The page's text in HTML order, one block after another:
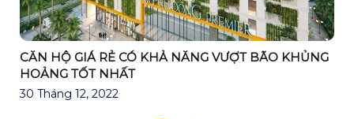
CĂN HỘ GIÁ RẺ CÓ KHẢ NĂNG VƯỢT BÃO KHỦNG
HOẢNG TỐT NHẤT
30 Tháng 12, 2022